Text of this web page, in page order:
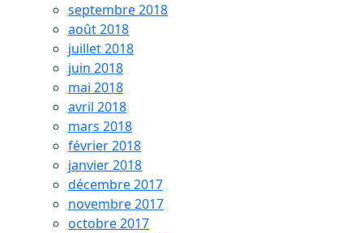
septembre 2018
août 2018
juillet 2018
juin 2018
mai 2018
avril 2018
mars 2018
février 2018
janvier 2018
décembre 2017
novembre 2017
octobre 2017